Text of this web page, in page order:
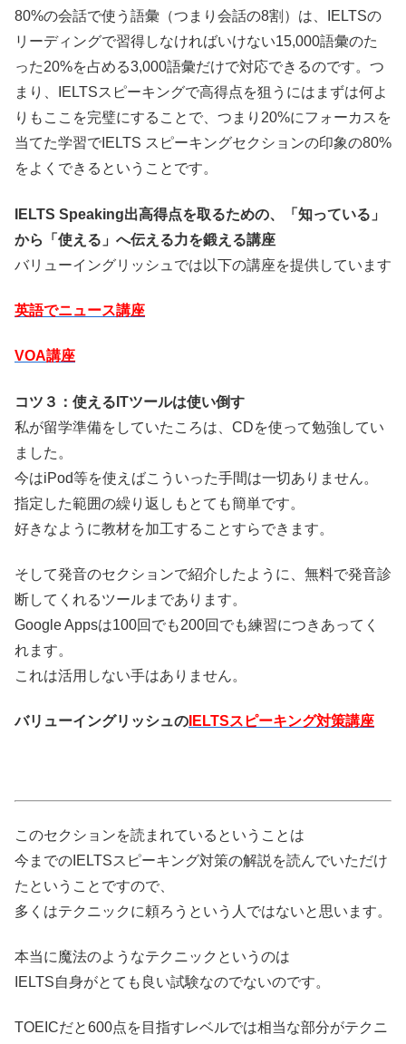
80%の会話で使う語彙（つまり会話の8割）は、IELTSの
リーディングで習得しなければいけない15,000語彙のた
った20%を占める3,000語彙だけで対応できるのです。つ
まり、IELTSスピーキングで高得点を狙うにはまずは何よ
りもここを完璧にすることで、つまり20%にフォーカスを
当てた学習でIELTS スピーキングセクションの印象の80%
をよくできるということです。
IELTS Speaking出高得点を取るための、「知っている」
から「使える」へ伝える力を鍛える講座
バリューイングリッシュでは以下の講座を提供しています
英語でニュース講座
VOA講座
コツ３：使えるITツールは使い倒す
私が留学準備をしていたころは、CDを使って勉強してい
ました。
今はiPod等を使えばこういった手間は一切ありません。
指定した範囲の繰り返しもとても簡単です。
好きなように教材を加工することすらできます。
そして発音のセクションで紹介したように、無料で発音診
断してくれるツールまであります。
Google Appsは100回でも200回でも練習につきあってく
れます。
これは活用しない手はありません。
バリューイングリッシュの IELTSスピーキング対策講座
このセクションを読まれているということは
今までのIELTSスピーキング対策の解説を読んでいただけ
たということですので、
多くはテクニックに頼ろうという人ではないと思います。
本当に魔法のようなテクニックというのは
IELTS自身がとても良い試験なのでないのです。
TOEICだと600点を目指すレベルでは相当な部分がテクニ